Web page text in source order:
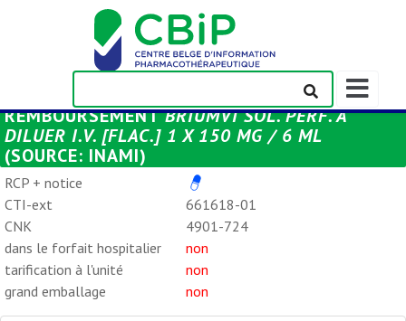
Afficher/
la
barre
REMBOURSEMENTBRIUMVI SOL. PERF. À
DILUER I.V. [FLAC.] 1 X 150 MG / 6 ML
(SOURCE: INAMI)
RCP + notice
CTI-ext
661618-01
CNK
4901-724
dans le forfait hospitalier
non
tarification à l'unité
non
grand emballage
non